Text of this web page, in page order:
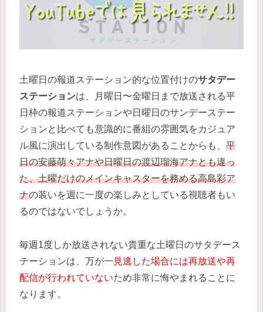
土曜日の報道ステーション的な位置付けのサタデー
ステーションは、月曜日〜金曜日まで放送される平
日枠の報道ステーションや日曜日のサンデーステー
ションと比べても意識的に番組の雰囲気をカジュア
ル風に演出している制作意図があることからも、 平
日の安藤萌々アナや日曜日の渡辺瑠海アナとも違っ
た、土曜だけのメインキャスターを務める高島彩ア
ナの装いを週に一度の楽しみとしている視聴者もい
るのではないでしょうか。
毎週1度しか放送されない貴重な土曜日のサタデース
テーションは、万が一 見逃した場合には再放送や再
配信が行われていないため非常に悔やまれることに
なります。